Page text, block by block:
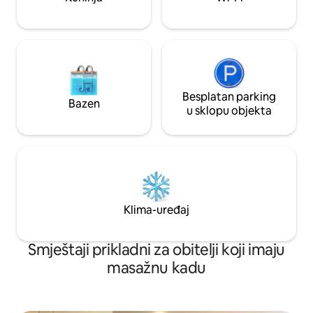
vrijeme, odrasla
Bazen
Besplatan parking
u sklopu objekta
Klima-uređaj
Smještaji prikladni za obitelji koji imaju
masažnu kadu